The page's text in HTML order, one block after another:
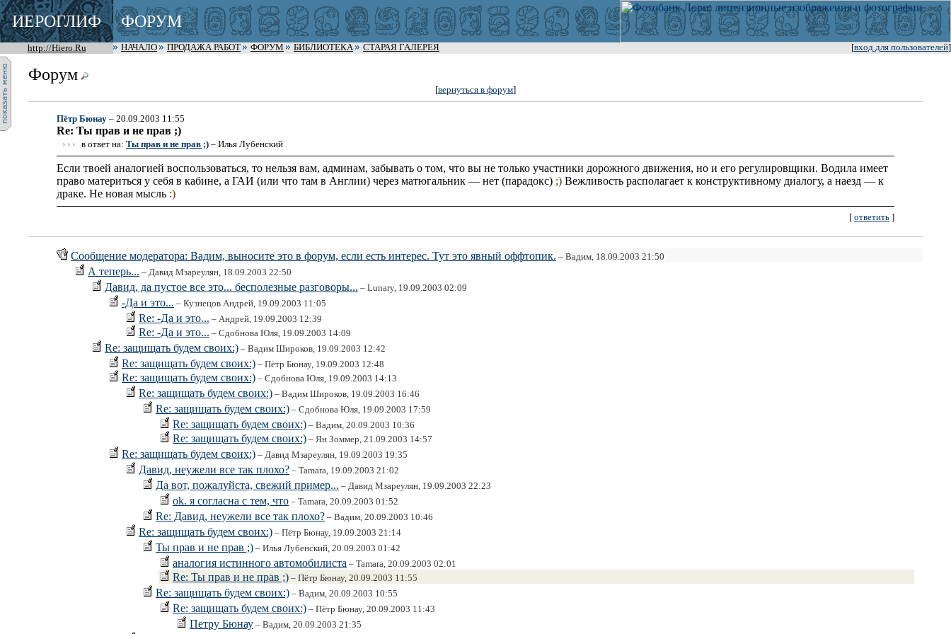
ИЕРОГЛИФ ФОРУМ
http://Hiero.Ru [вход для пользователей]
НАЧАЛО ПРОДАЖА РАБОТ ФОРУМ БИБЛИОТЕКА СТАРАЯ ГАЛЕРЕЯ
Форум
[вернуться в форум]
Пётр Бюнау – 20.09.2003 11:55
Re: Ты прав и не прав ;)
› › › в ответ на: Ты прав и не прав ;) – Илья Лубенский
Если твоей аналогией воспользоваться, то нельзя вам, админам, забывать о том, что вы не только участники дорожного движения, но и его регулировщики. Водила имеет
право материться у себя в кабине, а ГАИ (или что там в Англии) через матюгальник — нет (парадокс) ;) Вежливость располагает к конструктивному диалогу, а наезд — к
драке. Не новая мысль :)
[ ответить ]
Сообщение модератора: Вадим, выносите это в форум, если есть интерес. Тут это явный оффтопик. – Вадим, 18.09.2003 21:50
А теперь... – Давид Мзареулян, 18.09.2003 22:50
Давид, да пустое все это... бесполезные разговоры... – Lunary, 19.09.2003 02:09
-Да и это... – Кузнецов Андрей, 19.09.2003 11:05
Re: -Да и это... – Андрей, 19.09.2003 12:39
Re: -Да и это... – Сдобнова Юля, 19.09.2003 14:09
Re: защищать будем своих:) – Вадим Широков, 19.09.2003 12:42
Re: защищать будем своих:) – Пётр Бюнау, 19.09.2003 12:48
Re: защищать будем своих:) – Сдобнова Юля, 19.09.2003 14:13
Re: защищать будем своих:) – Вадим Широков, 19.09.2003 16:46
Re: защищать будем своих:) – Сдобнова Юля, 19.09.2003 17:59
Re: защищать будем своих:) – Вадим, 20.09.2003 10:36
Re: защищать будем своих:) – Ян Зоммер, 21.09.2003 14:57
Re: защищать будем своих:) – Давид Мзареулян, 19.09.2003 19:35
Давид, неужели все так плохо? – Tamara, 19.09.2003 21:02
Да вот, пожалуйста, свежий пример... – Давид Мзареулян, 19.09.2003 22:23
ok. я согласна с тем, что – Tamara, 20.09.2003 01:52
Re: Давид, неужели все так плохо? – Вадим, 20.09.2003 10:46
Re: защищать будем своих:) – Пётр Бюнау, 19.09.2003 21:14
Ты прав и не прав ;) – Илья Лубенский, 20.09.2003 01:42
аналогия истинного автомобилиста – Tamara, 20.09.2003 02:01
Re: Ты прав и не прав ;) – Пётр Бюнау, 20.09.2003 11:55
Re: защищать будем своих:) – Вадим, 20.09.2003 10:55
Re: защищать будем своих:) – Пётр Бюнау, 20.09.2003 11:43
Петру Бюнау – Вадим, 20.09.2003 21:35